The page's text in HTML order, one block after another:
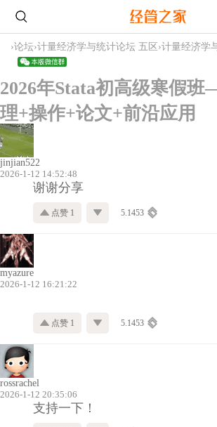
›论坛›计量经济学与统计论坛 五区 ›计量经济学
2026年Stata初高级寒假
理+操作+论文+前沿应用
jinjian522
2026-1-12 14:52:48
谢谢分享
点赞 1 5.1453
myazure
2026-1-12 16:21:22
点赞 1 5.1453
rossrachel
2026-1-12 20:35:06
支持一下！